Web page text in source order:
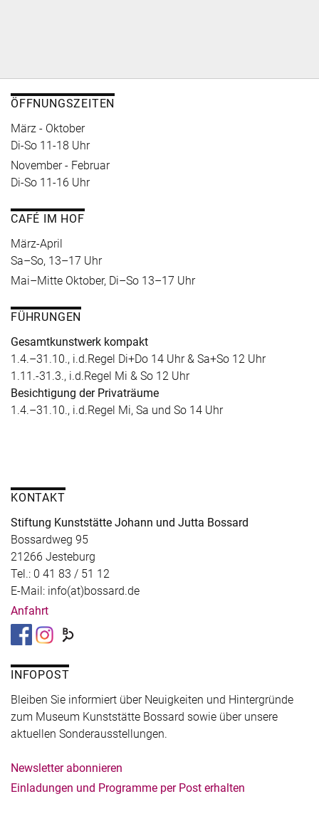
ÖFFNUNGSZEITEN
März - Oktober
Di-So 11-18 Uhr
November - Februar
Di-So 11-16 Uhr
CAFÉ IM HOF
März-April
Sa–So, 13–17 Uhr
Mai–Mitte Oktober, Di–So 13–17 Uhr
FÜHRUNGEN
Gesamtkunstwerk kompakt
1.4.–31.10., i.d.Regel Di+Do 14 Uhr & Sa+So 12 Uhr
1.11.-31.3., i.d.Regel Mi & So 12 Uhr
Besichtigung der Privaträume
1.4.–31.10., i.d.Regel Mi, Sa und So 14 Uhr
KONTAKT
Stiftung Kunststätte Johann und Jutta Bossard
Bossardweg 95
21266 Jesteburg
Tel.: 0 41 83 / 51 12
E-Mail: info(at)bossard.de
Anfahrt
INFOPOST
Bleiben Sie informiert über Neuigkeiten und Hintergründe
zum Museum Kunststätte Bossard sowie über unsere
aktuellen Sonderausstellungen.
Newsletter abonnieren
Einladungen und Programme per Post erhalten